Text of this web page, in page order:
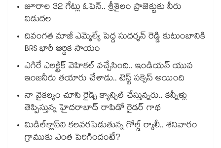
జూరాల 32 గేట్లు ఓపెన్.. శ్రీశైలం ప్రాజెక్టుకు నీరు
విడుదల
దివంగత మాజీ ఎమ్మెల్యే పెద్ద సుదర్శన్ రెడ్డి కుటుంబానికి
BRS భారీ ఆర్థిక సాయం
ఎగిరే ఎలక్ట్రిక్ వెహికల్ వచ్చేసింది.. ఇండియన్ యువ
ఇంజనీరు తయారు చేశాడు.. టెస్ట్ సక్సెస్ అయింది
నా వైకల్యం చూసి రైడ్స్ క్యాన్సిల్ చేస్తున్నరు.. కన్నీళ్లు
తెప్పిస్తున్న హైదరాబాద్ రాపిడో రైడర్ గాథ
మిడిల్‌క్లాస్‌ని కలవరపెడుతున్న గోల్డ్ ర్యాలీ.. శనివారం
గ్రాముకు ఎంత పెరిగిందంటే?